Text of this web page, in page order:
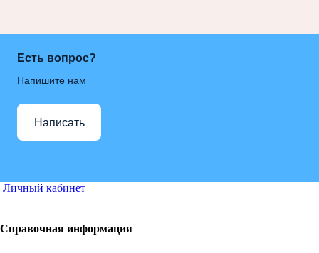
Есть вопрос?
Напишите нам
Написать
Личный кабинет
Справочная информация